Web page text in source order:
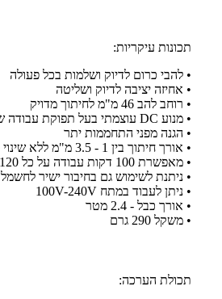
תכונות עיקריות:
• להבי כרום לדיוק ושלמות בכל פעולה
• אחיזה יציבה לדיוק ושליטה
• רוחב להב 46 מ"מ לחיתוך מדויק
• מנוע DC עוצמתי בעל תפוקת עבודה של 5500 סל"ד
• הגנה מפני התחממות יתר
• אורך חיתוך בין 1 - 3.5 מ"מ ללא שינוי סט הלהבים באמצעות ידית הכוונון
• מאפשרת 100 דקות עבודה על כל 120 דקות טעינה
• ניתנת לשימוש גם בחיבור ישיר לחשמל
• ניתן לעבוד במתח 100V-240V
• אורך כבל - 2.4 מטר
• משקל 290 גרם
תכולת הערכה: